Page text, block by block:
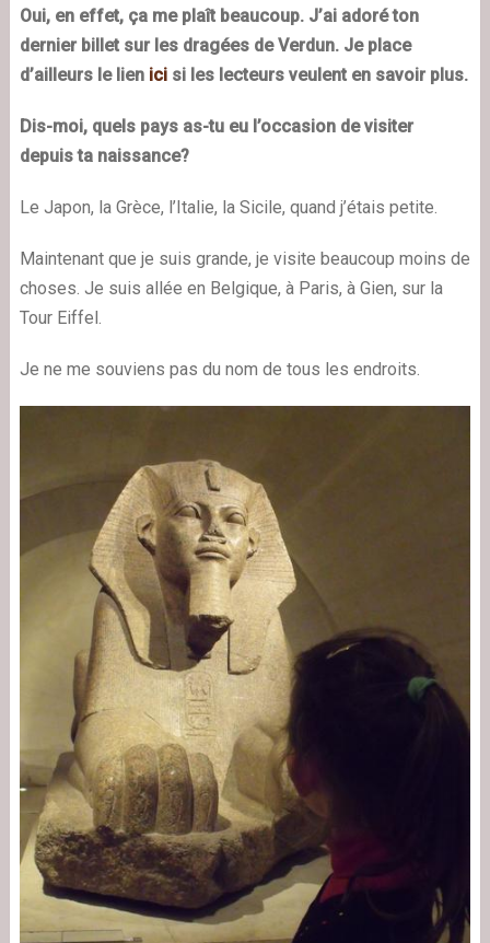
Oui, en effet, ça me plaît beaucoup. J’ai adoré ton
dernier billet sur les dragées de Verdun. Je place
d’ailleurs le lien icisi les lecteurs veulent en savoir plus.
Dis-moi, quels pays as-tu eu l’occasion de visiter
depuis ta naissance?
Le Japon, la Grèce, l’Italie, la Sicile, quand j’étais petite.
Maintenant que je suis grande, je visite beaucoup moins de
choses. Je suis allée en Belgique, à Paris, à Gien, sur la
Tour Eiffel.
Je ne me souviens pas du nom de tous les endroits.